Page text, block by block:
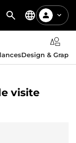
Design &
visite